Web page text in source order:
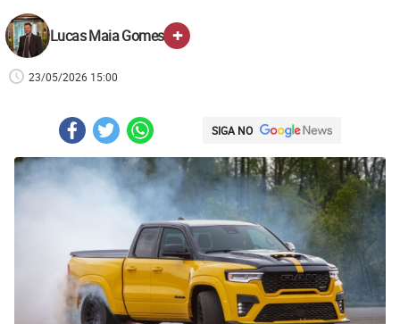
Lucas Maia Gomes +
23/05/2026 15:00
SIGA NO